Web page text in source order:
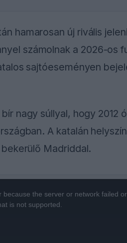
hamarosan új rivális
számolnak a 2026-os
sajtóeseményen
nagy súllyal, hogy 2012
A katalán
Madriddal.
the server or network failed
is not supported.